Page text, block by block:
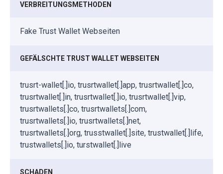
VERBREITUNGSMETHODEN
Fake Trust Wallet Webseiten
GEFÄLSCHTE TRUST WALLET WEBSEITEN
trusrt-wallet[.]io, trusrtwallet[.]app, trusrtwallet[.]co,
trusrtwallet[.]in, trusrtwallet[.]io, trusrtwallet[.]vip,
trusrtwallets[.]co, trusrtwallets[.]com,
trusrtwallets[.]io, trusrtwallets[.]net,
trusrtwallets[.]org, trusstwallet[.]site, trustwallet[.]life,
trustwallets[.]io, turstwallet[.]live
SCHADEN